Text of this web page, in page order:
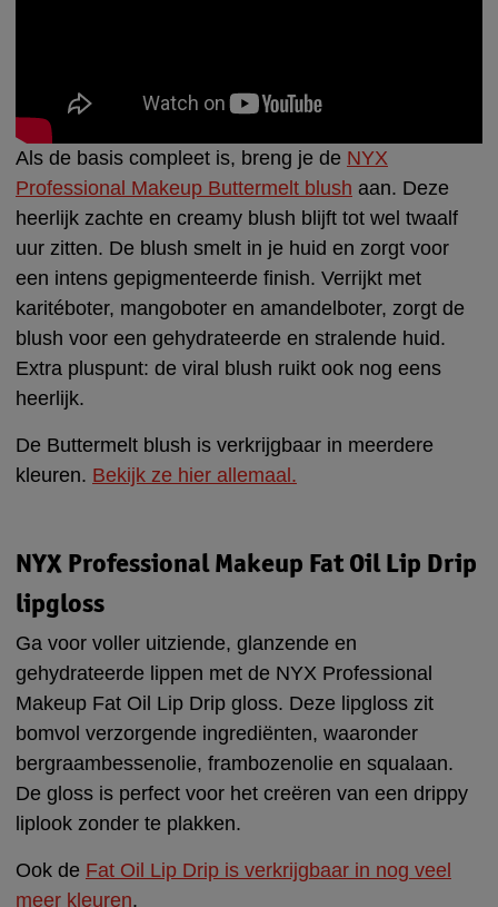
Als de basis compleet is, breng je de NYX
Professional Makeup Buttermelt blush aan. Deze
heerlijk zachte en creamy blush blijft tot wel twaalf
uur zitten. De blush smelt in je huid en zorgt voor
een intens gepigmenteerde finish. Verrijkt met
karitéboter, mangoboter en amandelboter, zorgt de
blush voor een gehydrateerde en stralende huid.
Extra pluspunt: de viral blush ruikt ook nog eens
heerlijk.
De Buttermelt blush is verkrijgbaar in meerdere
kleuren. Bekijk ze hier allemaal.
NYX Professional Makeup Fat Oil Lip Drip
lipgloss
Ga voor voller uitziende, glanzende en
gehydrateerde lippen met de NYX Professional
Makeup Fat Oil Lip Drip gloss. Deze lipgloss zit
bomvol verzorgende ingrediënten, waaronder
bergraambessenolie, frambozenolie en squalaan.
De gloss is perfect voor het creëren van een drippy
liplook zonder te plakken.
Ook de Fat Oil Lip Drip is verkrijgbaar in nog veel
meer kleuren.